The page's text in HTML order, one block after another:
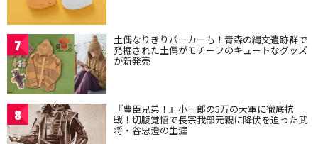
7 土偶なりきりパーカーも！青森の縄文遺跡群で
発掘された土偶がモチーフのキュートなグッズ
が新発売
8 『豊臣兄弟！』小一郎の5万の大軍に徹底抗
戦！切腹覚悟で長宗我部元親に降伏を迫った武
将・谷忠澄の生涯